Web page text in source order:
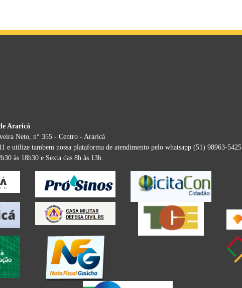
Araricá
Neto, n° 355 - Centro - Araricá
e utilize tambem nossa plataforma de atendimento pelo whatsapp (51) 98963-5425
às 18h30 e Sexta das 8h às 13h.